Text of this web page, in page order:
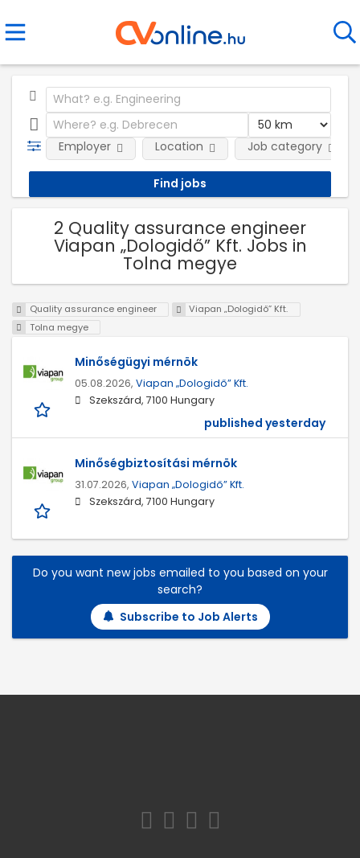
Employer Location Job category
2 Quality assurance engineer
Viapan „Dologidő” Kft. Jobs in
Tolna megye
Quality assurance engineer
Viapan „Dologidő” Kft.
Tolna megye
Minőségügyi mérnök
05.08.2026, Viapan „Dologidő” Kft.
Szekszárd, 7100 Hungary
published yesterday
Minőségbiztosítási mérnök
31.07.2026, Viapan „Dologidő” Kft.
Szekszárd, 7100 Hungary
Do you want new jobs emailed to you based on your
search?
Subscribe to Job Alerts